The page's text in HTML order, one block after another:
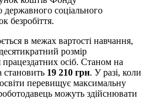
державного соціального
безробіття.
в межах вартості навчання,
розмір
осіб. Станом на
становить 19 210 грн. У разі, коли
освіти перевищує максимальну
можуть здійснювати